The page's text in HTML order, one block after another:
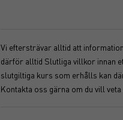
Vi eftersträvar alltid att
därför alltid Slutliga villkor innan
slutgiltiga kurs som erhålls kan
Kontakta oss gärna om du vill